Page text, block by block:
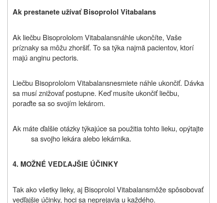
Ak prestanete užívať Bisoprolol Vitabalans
Ak liečbu Bisoprololom Vitabalansnáhle ukončíte, Vaše
príznaky sa môžu zhoršiť. To sa týka najmä pacientov, ktorí
majú anginu pectoris.
Liečbu Bisoprololom Vitabalansnesmiete náhle ukončiť. Dávka
sa musí znižovať postupne. Keď musíte ukončiť liečbu,
poraďte sa so svojím lekárom.
Ak máte ďalšie otázky týkajúce sa použitia tohto lieku, opýtajte
sa svojho lekára alebo lekárnika.
4. MOŽNÉ VEDĽAJŠIE ÚČINKY
Tak ako všetky lieky, aj Bisoprolol Vitabalansmôže spôsobovať
vedľajšie účinky, hoci sa neprejavia u každého.